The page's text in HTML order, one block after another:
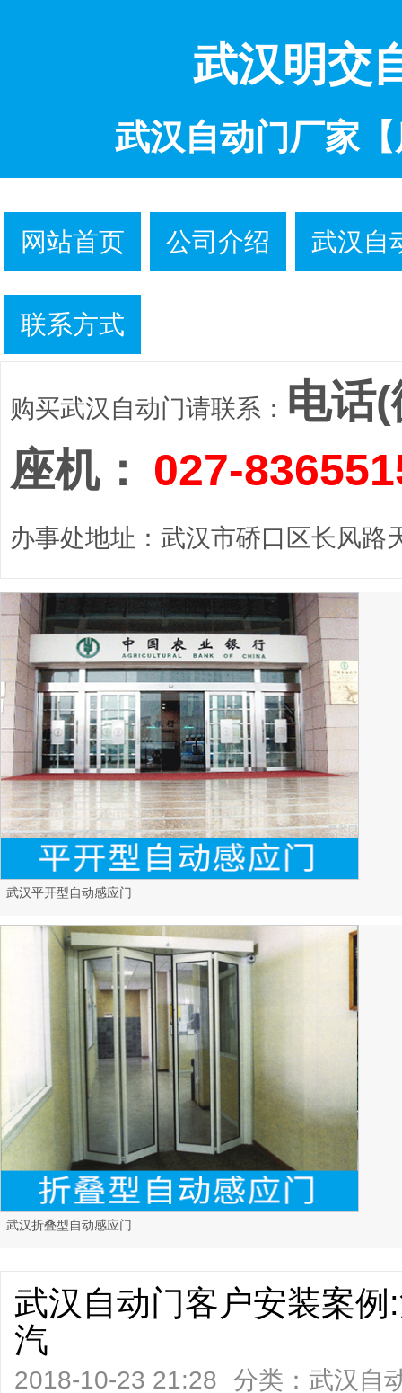
武汉明交
武汉自动门厂家
网站首页 公司介绍 武汉自
联系方式
购买武汉自动门请联系： 电话
座机： 027-
办事处地址：武汉市硚口区长风路
武汉平开型自动感应门
武汉折叠型自动感应门
武汉自动门客户安装案
汽
2018-10-23 21:28 分类： 武汉自